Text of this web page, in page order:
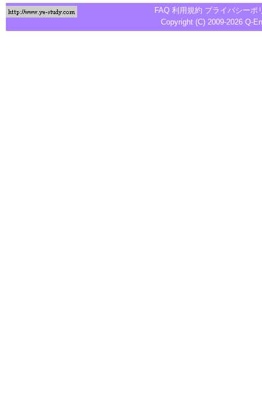
FAQ 利用規約 プライバシーポ
Copyright (C) 2009-2026 Q-